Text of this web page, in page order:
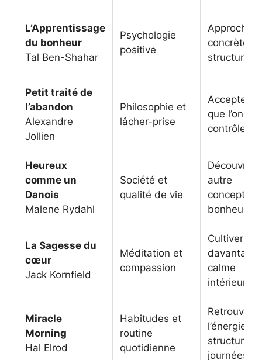
L’Apprentissage
du bonheur
Tal Ben-Shahar
Psychologie
positive
Approche
concrète et
structurée
Petit traité de
l’abandon
Alexandre
Jollien
Philosophie et
lâcher-prise
Accepter
que l’on ne
contrôle
Heureux
comme un
Danois
Malene Rydahl
Société et
qualité de vie
Découvrir
autre
conception
bonheur
La Sagesse du
cœur
Jack Kornfield
Méditation et
compassion
Cultiver
davantage
calme
intérieur
Miracle
Morning
Hal Elrod
Habitudes et
routine
quotidienne
Retrouver
l’énergie et
structurer
journées